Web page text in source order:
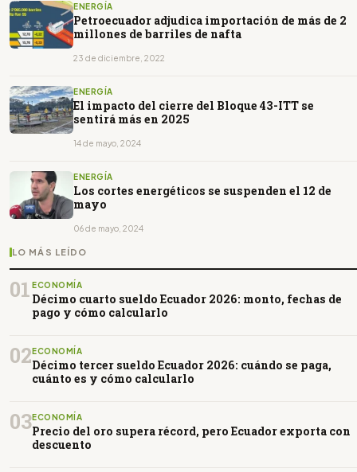
ENERGÍA
Petroecuador adjudica importación de más de 2
millones de barriles de nafta
23 de diciembre, 2022
ENERGÍA
El impacto del cierre del Bloque 43-ITT se
sentirá más en 2025
14 de mayo, 2024
ENERGÍA
Los cortes energéticos se suspenden el 12 de
mayo
06 de mayo, 2024
LO MÁS LEÍDO
01 ECONOMÍA
Décimo cuarto sueldo Ecuador 2026: monto, fechas de
pago y cómo calcularlo
02ECONOMÍA
Décimo tercer sueldo Ecuador 2026: cuándo se paga,
cuánto es y cómo calcularlo
03ECONOMÍA
Precio del oro supera récord, pero Ecuador exporta con
descuento